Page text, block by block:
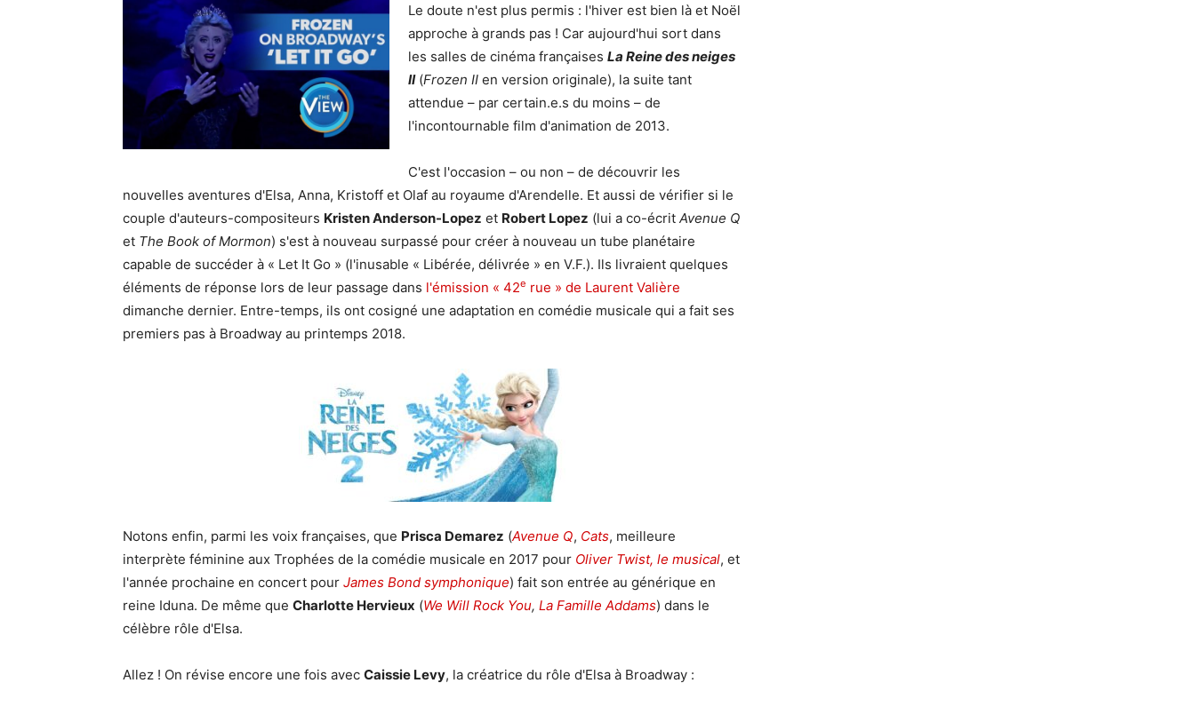
Le doute n'est plus permis : l'hiver est bien là et Noël
approche à grands pas ! Car aujourd'hui sort dans
les salles de cinéma françaises La Reine des neiges
II(Frozen II en version originale), la suite tant
attendue – par certain.e.s du moins – de
l'incontournable film d'animation de 2013.
C'est l'occasion – ou non – de découvrir les
nouvelles aventures d'Elsa, Anna, Kristoff et Olaf au royaume d'Arendelle. Et aussi de vérifier si le
couple d'auteurs-compositeurs Kristen Anderson-Lopez et Robert Lopez (lui a co-écrit Avenue Q
et The Book of Mormon) s'est à nouveau surpassé pour créer à nouveau un tube planétaire
capable de succéder à « Let It Go » (l'inusable « Libérée, délivrée » en V.F.). Ils livraient quelques
éléments de réponse lors de leur passage dans l'émission « 42e rue » de Laurent Valière
dimanche dernier. Entre-temps, ils ont cosigné une adaptation en comédie musicale qui a fait ses
premiers pas à Broadway au printemps 2018.
Notons enfin, parmi les voix françaises, que Prisca Demarez (Avenue Q, Cats, meilleure
interprète féminine aux Trophées de la comédie musicale en 2017 pour Oliver Twist, le musical, et
l'année prochaine en concert pour James Bond symphonique) fait son entrée au générique en
reine Iduna. De même que Charlotte Hervieux (We Will Rock You, La Famille Addams) dans le
célèbre rôle d'Elsa.
Allez ! On révise encore une fois avec Caissie Levy, la créatrice du rôle d'Elsa à Broadway :